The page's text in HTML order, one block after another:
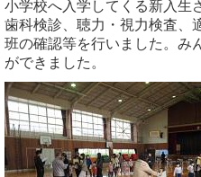
小学校へ入学してくる新入生
歯科検診、聴力・視力検査、
班の確認等を行いました。み
ができました。